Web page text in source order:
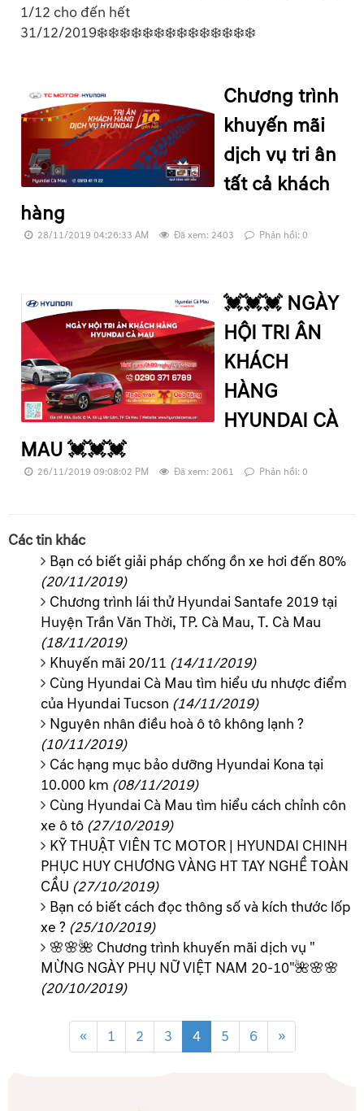
1/12 cho đến hết
31/12/2019❄️❄️❄️❄️❄️❄️❄️❄️❄️❄️❄️❄️❄️❄️
Chương trình
khuyến mãi
dịch vụ tri ân
tất cả khách
hàng
28/11/2019 04:26:33 AM Đã xem: 2403 Phản hồi: 0
💓💓💓 NGÀY
HỘI TRI ÂN
KHÁCH
HÀNG
HYUNDAI CÀ
MAU 💓💓💓
26/11/2019 09:08:02 PM Đã xem: 2061 Phản hồi: 0
Các tin khác
Bạn có biết giải pháp chống ồn xe hơi đến 80%
(20/11/2019)
Chương trình lái thử Hyundai Santafe 2019 tại
Huyện Trần Văn Thời, TP. Cà Mau, T. Cà Mau
(18/11/2019)
Khuyến mãi 20/11 (14/11/2019)
Cùng Hyundai Cà Mau tìm hiểu ưu nhược điểm
của Hyundai Tucson (14/11/2019)
Nguyên nhân điều hoà ô tô không lạnh ?
(10/11/2019)
Các hạng mục bảo dưỡng Hyundai Kona tại
10.000 km (08/11/2019)
Cùng Hyundai Cà Mau tìm hiểu cách chỉnh côn
xe ô tô (27/10/2019)
KỸ THUẬT VIÊN TC MOTOR | HYUNDAI CHINH
PHỤC HUY CHƯƠNG VÀNG HT TAY NGHỀ TOÀN
CẦU (27/10/2019)
Bạn có biết cách đọc thông số và kích thước lốp
xe ? (25/10/2019)
🌸🌸🌺 Chương trình khuyến mãi dịch vụ "
MỪNG NGÀY PHỤ NỮ VIỆT NAM 20-10"🌺🌸🌸
(20/10/2019)
« 1 2 3 4 5 6 »